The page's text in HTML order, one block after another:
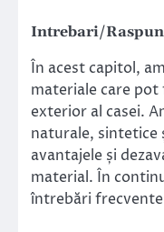
Intrebari/
În acest capitol,
materiale care
exterior al casei.
naturale, sintetice
avantajele și
material. În
întrebări frecvente